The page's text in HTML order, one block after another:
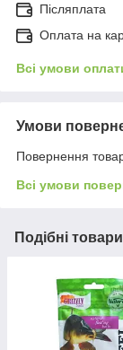
Післяплата
Оплата на
Всі умови
Умови
Повернення
Всі умови
Подібні